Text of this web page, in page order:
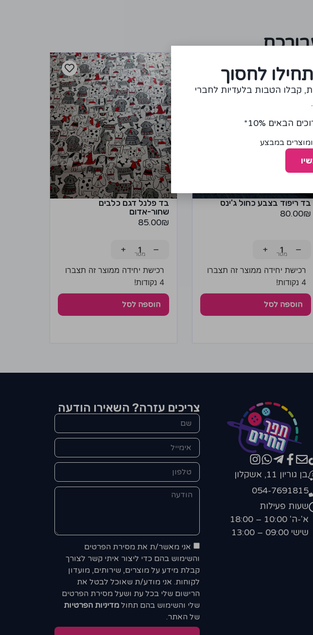
בד ריפוד בצבע כחול ג'ינס
80.00₪
−
+
רכישת יחידה ממוצר זה תצברו
4 נקודות!
הוספה לסל
בד פלנל דגם כלבים
שחור-אדום
85.00₪
−
+
רכישת יחידה ממוצר זה תצברו
4 נקודות!
הוספה לסל
בן גוריון 11, אשקלון
054-7691815
שעות פעילות
א'-ה' 10:00 – 18:00
שישי 09:00 – 13:00
צריכים עזרה? השאירו הודעה
אני מאשר/ת את מסירת הפרטים
והשימוש בהם כדי ליצור איתי קשר לצורך
קבלת מידע על מוצרים, שירותים, מועדון
לקוחות. אני מודע/ת שאוכל לבטל את
הרישום שלי בכל עת ושעל מסירת הפרטים
שלי והשימוש בהם תחול מדיניות הפרטיות
של האתר.
לחסוך
קבלו הטבות בלעדיות לחברי
הבאים 10%*
במבצע